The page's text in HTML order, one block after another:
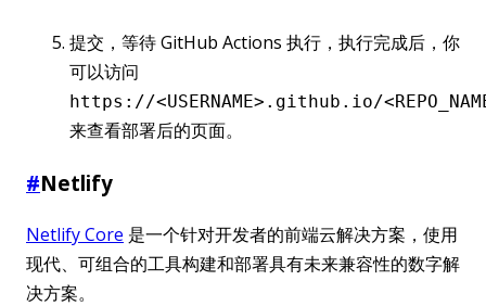
提交，等待 GitHub Actions 执行，执行完成后，你
可以访问
https://<USERNAME>.github.io/
来查看部署后的页面。
#Netlify
Netlify Core 是一个针对开发者的前端云解决方案，使用
现代、可组合的工具构建和部署具有未来兼容性的数字解
决方案。